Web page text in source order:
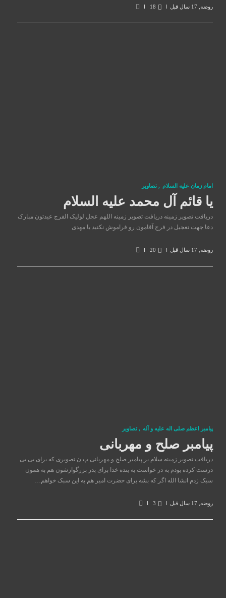
روضه 17 سال قبل 18
امام زمان علیه السلام , تصاوير
یا قائم آل محمد علیه السلام
دریافت تصویر زمینه دریافت تصویر زمینه اللهم عجل لولیک الفرج عیدتون مبارک
دعا جهت تعجیل در فرج آقامون رو فراموش نکنید یا مهدی
روضه 17 سال قبل 20
پيامبر اعظم صلی اله علیه و آله , تصاوير
پیامبر صلح و مهربانی
دریافت تصویر زمینه سلام بر پیامبر صلح و مهربانی پ.ن تصویری که برای بی بی
درست کرده بودم به در خواست یه ینده خدا برای پدر بزرگوارشون هم به همون
سبک زدم انشا الله اگر که بشه برای حضرت امیر هم به این سبک خواهم…
روضه 17 سال قبل 3